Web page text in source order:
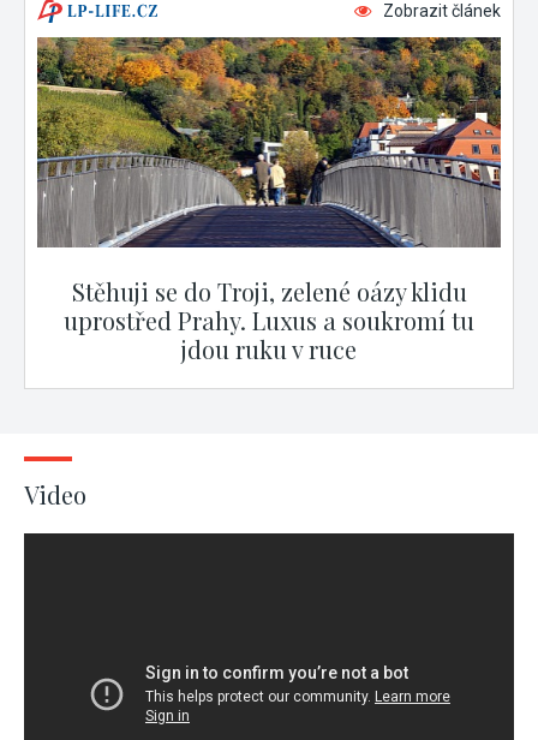
Zobrazit článek
Stěhuji se do Troji, zelené oázy klidu
uprostřed Prahy. Luxus a soukromí tu
jdou ruku v ruce
Video